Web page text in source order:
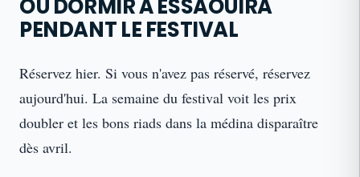
OÙ DORMIR À ESSAOUIRA
PENDANT LE FESTIVAL
Réservez hier. Si vous n'avez pas réservé, réservez
aujourd'hui. La semaine du festival voit les prix
doubler et les bons riads dans la médina disparaître
dès avril.